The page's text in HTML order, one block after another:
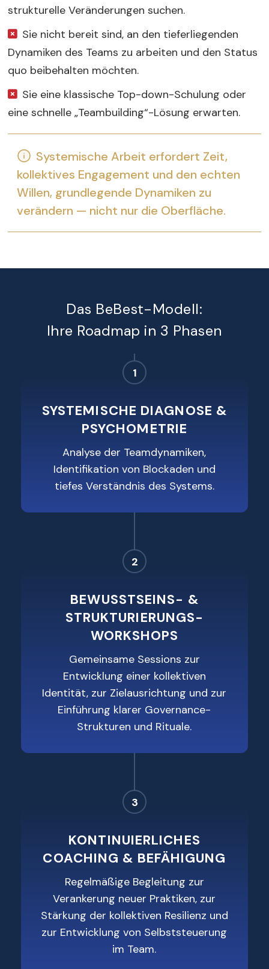
strukturelle Veränderungen suchen.
Sie nicht bereit sind, an den tieferliegenden
Dynamiken des Teams zu arbeiten und den Status
quo beibehalten möchten.
Sie eine klassische Top-down-Schulung oder
eine schnelle „Teambuilding“-Lösung erwarten.
Systemische Arbeit erfordert Zeit,
kollektives Engagement und den echten
Willen, grundlegende Dynamiken zu
verändern — nicht nur die Oberfläche.
Das BeBest-Modell:
Ihre Roadmap in 3 Phasen
1
SYSTEMISCHE DIAGNOSE &
PSYCHOMETRIE
Analyse der Teamdynamiken,
Identifikation von Blockaden und
tiefes Verständnis des Systems.
2
BEWUSSTSEINS- &
STRUKTURIERUNGS-
WORKSHOPS
Gemeinsame Sessions zur
Entwicklung einer kollektiven
Identität, zur Zielausrichtung und zur
Einführung klarer Governance-
Strukturen und Rituale.
3
KONTINUIERLICHES
COACHING & BEFÄHIGUNG
Regelmäßige Begleitung zur
Verankerung neuer Praktiken, zur
Stärkung der kollektiven Resilienz und
zur Entwicklung von Selbststeuerung
im Team.